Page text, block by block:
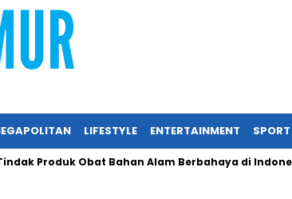
LIFESTYLE ENTERTAINMENT SPORT
Produk Obat Bahan Alam Berbahaya di Indonesia